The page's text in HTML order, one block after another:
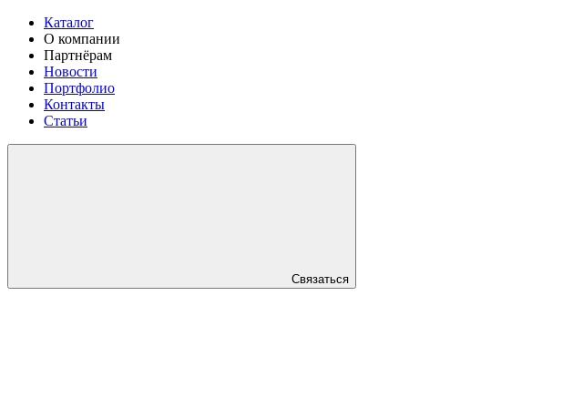
Каталог
О компании
Партнёрам
Новости
Портфолио
Контакты
Статьи
Связаться